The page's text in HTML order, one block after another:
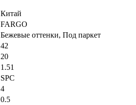
Китай
FARGO
Бежевые оттенки, Под паркет
42
20
1.51
SPC
4
0.5